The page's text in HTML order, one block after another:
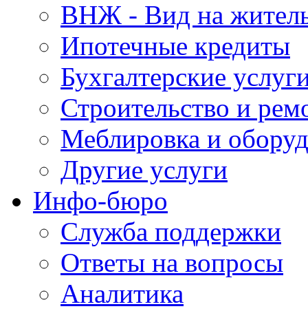
ВНЖ - Вид на
Ипотечные кредиты
Бухгалтерские
Строительство и
Меблировка и
Другие услуги
Инфо-бюро
Служба поддержки
Ответы на вопросы
Аналитика